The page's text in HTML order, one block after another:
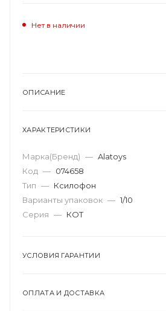
Нет в наличии
ОПИСАНИЕ
ХАРАКТЕРИСТИКИ
Марка(Бренд) — Alatoys
Код — 074658
Тип — Ксилофон
Варианты упаковок — 1/10
Серия — КОТ
УСЛОВИЯ ГАРАНТИИ
ОПЛАТА И ДОСТАВКА